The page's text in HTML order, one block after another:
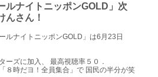
ルナイトニッポンGOLD」次
んさん！
ルナイトニッポンGOLD」は6月23日
ズに加入、 最高視聴率５０．
８時だヨ！全員集合」で 国民の半分が笑